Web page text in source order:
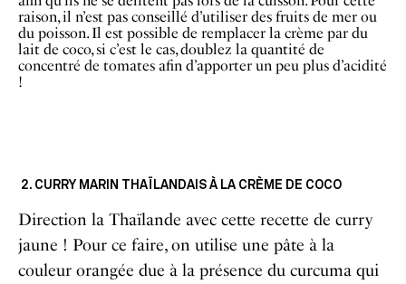
raison, il n’est pas conseillé d’utiliser des fruits de mer ou
du poisson. Il est possible de remplacer la crème par du
lait de coco, si c’est le cas, doublez la quantité de
concentré de tomates afin d’apporter un peu plus d’acidité
!
2. CURRY MARIN THAÏLANDAIS À LA CRÈME DE COCO
Direction la Thaïlande avec cette recette de curry
jaune ! Pour ce faire, on utilise une pâte à la
couleur orangée due à la présence du curcuma qui